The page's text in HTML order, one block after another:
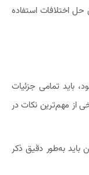
اختلافات استفاده
باید تمامی جزئیات
از مهم‌ترین نکات در
به‌طور دقیق ذکر